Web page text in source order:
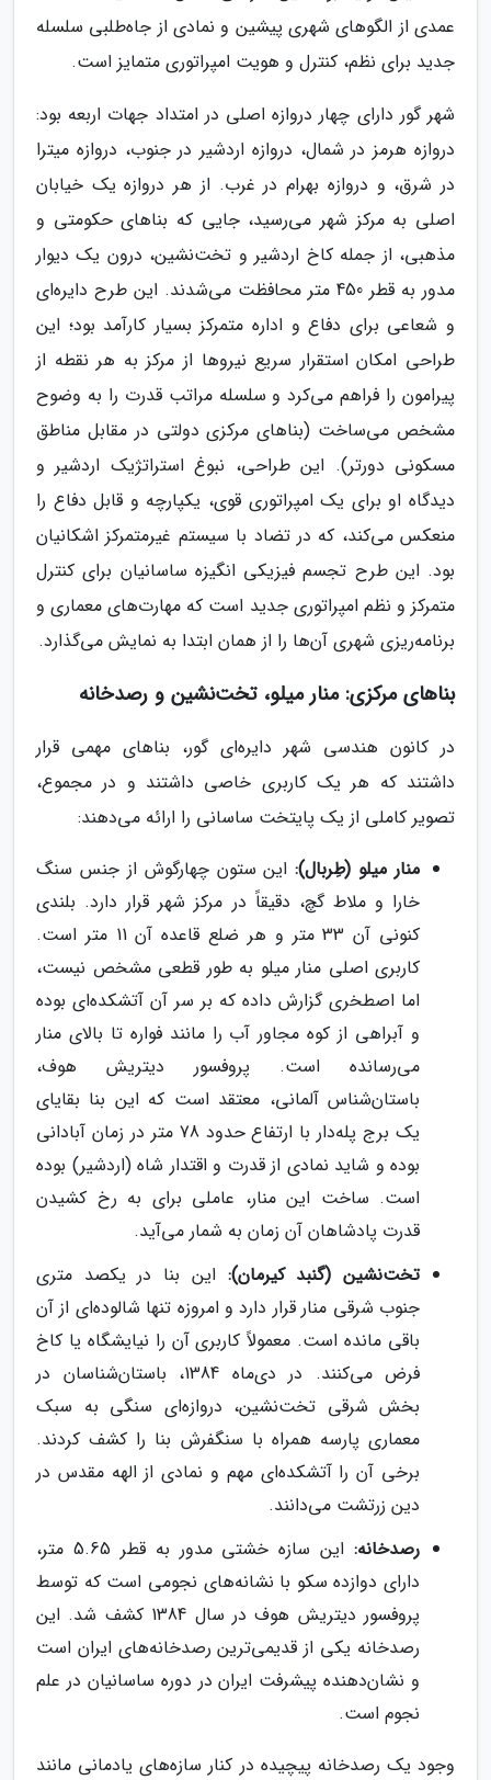
عمدی از الگوهای شهری پیشین و نمادی از جاه‌طلبی سلسله
جدید برای نظم، کنترل و هویت امپراتوری متمایز است.
شهر گور دارای چهار دروازه اصلی در امتداد جهات اربعه بود:
دروازه هرمز در شمال، دروازه اردشیر در جنوب، دروازه میترا
در شرق، و دروازه بهرام در غرب. از هر دروازه یک خیابان
اصلی به مرکز شهر می‌رسید، جایی که بناهای حکومتی و
مذهبی، از جمله کاخ اردشیر و تخت‌نشین، درون یک دیوار
مدور به قطر 450 متر محافظت می‌شدند. این طرح دایره‌ای
و شعاعی برای دفاع و اداره متمرکز بسیار کارآمد بود؛ این
طراحی امکان استقرار سریع نیروها از مرکز به هر نقطه از
پیرامون را فراهم می‌کرد و سلسله مراتب قدرت را به وضوح
مشخص می‌ساخت (بناهای مرکزی دولتی در مقابل مناطق
مسکونی دورتر). این طراحی، نبوغ استراتژیک اردشیر و
دیدگاه او برای یک امپراتوری قوی، یکپارچه و قابل دفاع را
منعکس می‌کند، که در تضاد با سیستم غیرمتمرکز اشکانیان
بود. این طرح تجسم فیزیکی انگیزه ساسانیان برای کنترل
متمرکز و نظم امپراتوری جدید است که مهارت‌های معماری و
برنامه‌ریزی شهری آن‌ها را از همان ابتدا به نمایش می‌گذارد.
بناهای مرکزی: منار میلو، تخت‌نشین و رصدخانه
در کانون هندسی شهر دایره‌ای گور، بناهای مهمی قرار
داشتند که هر یک کاربری خاصی داشتند و در مجموع،
تصویر کاملی از یک پایتخت ساسانی را ارائه می‌دهند:
منار میلو (طِربال):این ستون چهارگوش از جنس سنگ
خارا و ملاط گچ، دقیقاً در مرکز شهر قرار دارد. بلندی
کنونی آن 33 متر و هر ضلع قاعده آن 11 متر است.
کاربری اصلی منار میلو به طور قطعی مشخص نیست،
اما اصطخری گزارش داده که بر سر آن آتشکده‌ای بوده
و آبراهی از کوه مجاور آب را مانند فواره تا بالای منار
می‌رسانده است. پروفسور دیتریش هوف،
باستان‌شناس آلمانی، معتقد است که این بنا بقایای
یک برج پله‌دار با ارتفاع حدود 78 متر در زمان آبادانی
بوده و شاید نمادی از قدرت و اقتدار شاه (اردشیر) بوده
است. ساخت این منار، عاملی برای به رخ کشیدن
قدرت پادشاهان آن زمان به شمار می‌آید.
تخت‌نشین (گنبد کیرمان): این بنا در یکصد متری
جنوب شرقی منار قرار دارد و امروزه تنها شالوده‌ای از آن
باقی مانده است. معمولاً کاربری آن را نیایشگاه یا کاخ
فرض می‌کنند. در دی‌ماه 1384، باستان‌شناسان در
بخش شرقی تخت‌نشین، دروازه‌ای سنگی به سبک
معماری پارسه همراه با سنگفرش بنا را کشف کردند.
برخی آن را آتشکده‌ای مهم و نمادی از الهه مقدس در
دین زرتشت می‌دانند.
رصدخانه:
این سازه خشتی مدور به قطر 5.65 متر،
دارای دوازده سکو با نشانه‌های نجومی است که توسط
پروفسور دیتریش هوف در سال 1384 کشف شد. این
رصدخانه یکی از قدیمی‌ترین رصدخانه‌های ایران است
و نشان‌دهنده پیشرفت ایران در دوره ساسانیان در علم
نجوم است.
وجود یک رصدخانه پیچیده در کنار سازه‌های یادمانی مانند